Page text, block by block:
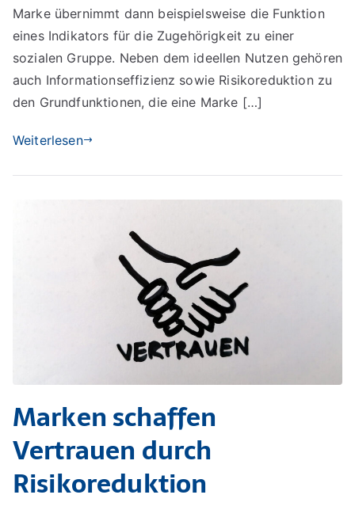
Marke übernimmt dann beispielsweise die Funktion
eines Indikators für die Zugehörigkeit zu einer
sozialen Gruppe. Neben dem ideellen Nutzen gehören
auch Informationseffizienz sowie Risikoreduktion zu
den Grundfunktionen, die eine Marke […]
Weiterlesen
Marken schaffen
Vertrauen durch
Risikoreduktion